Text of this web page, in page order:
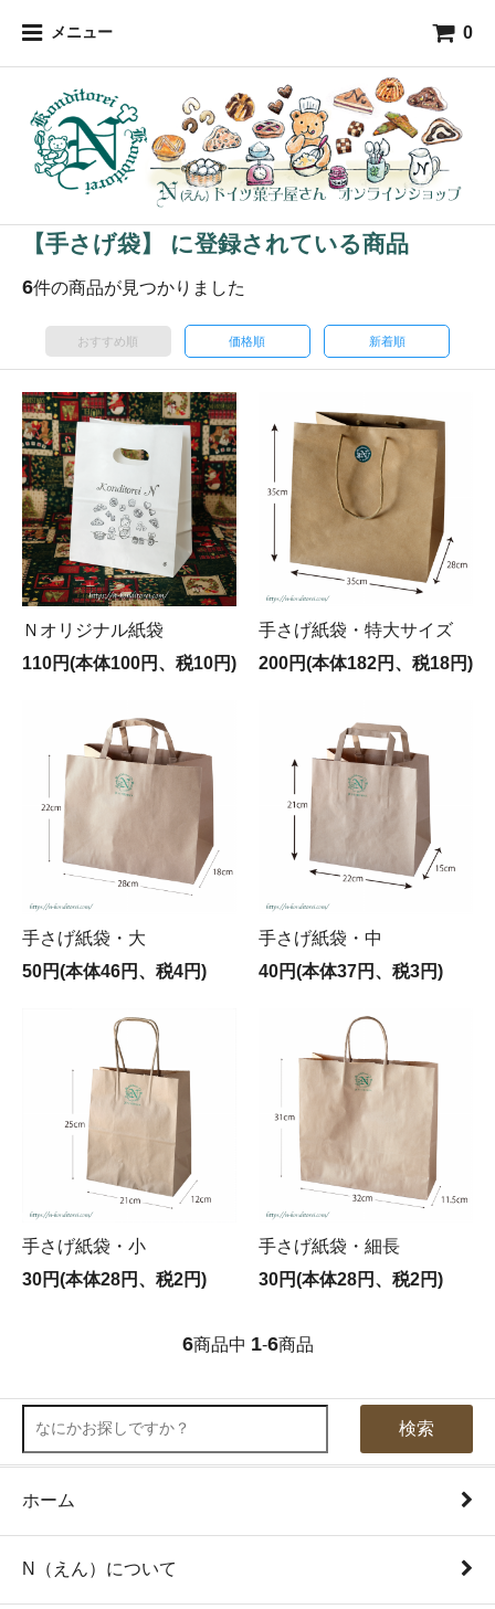
メニュー 0
【手さげ袋】 に登録されている商品
6件の商品が見つかりました
おすすめ順 価格順 新着順
Ｎオリジナル紙袋
110円(本体100円、税10円)
手さげ紙袋・特大サイズ
200円(本体182円、税18円)
手さげ紙袋・大
50円(本体46円、税4円)
手さげ紙袋・中
40円(本体37円、税3円)
手さげ紙袋・小
30円(本体28円、税2円)
手さげ紙袋・細長
30円(本体28円、税2円)
6商品中 1-6商品
検索
ホーム
N（えん）について